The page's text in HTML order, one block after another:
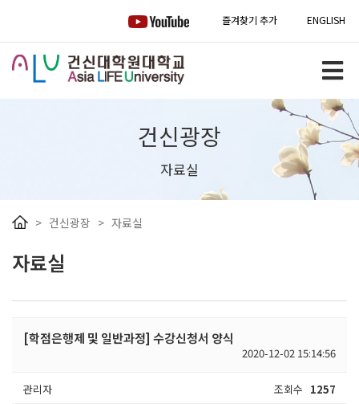
즐겨찾기 추가 ENGLISH
건신광장
자료실
> 건신광장 > 자료실
자료실
[학점은행제 및 일반과정] 수강신청서 양식
2020-12-02 15:14:56
관리자 조회수 1257